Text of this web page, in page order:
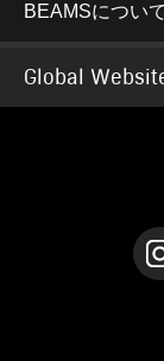
BEAMSについて
Global